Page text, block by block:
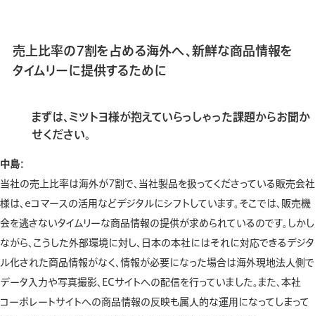
売上比率の7割を占める海外へ、新鮮な商品情報を
タイムリーに提供するために
まずは、ミツトヨ様が抱えていらっしゃった課題からお聞か
せください。
中島：
当社の売上比率は海外が7割で、当社製品を扱ってくださっている販売会社
様は、eコマースの活用などデジタルにシフトしています。そこでは、販売機
会を逃さないタイムリーな商品情報の提供が求められているのです。しかし
ながら、こうした外部環境に対し、日本の本社にはそれに対応できるデジタ
ル化された商品情報がなく、情報が必要になった場合は海外現地法人側で
データ入力や写真撮影、ECサイトへの配信を行っていました。また、本社
コーポレートサイトへの商品情報の反映も属人的な運用になってしまって